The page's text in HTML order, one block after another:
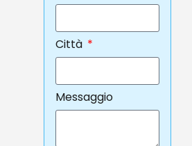
Città
Messaggio